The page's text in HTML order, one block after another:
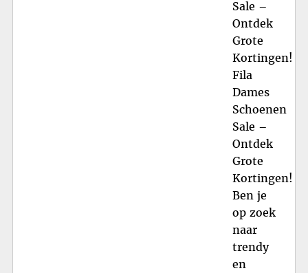
Sale –
Ontdek
Grote
Kortingen!
Fila
Dames
Schoenen
Sale –
Ontdek
Grote
Kortingen!
Ben je
op zoek
naar
trendy
en